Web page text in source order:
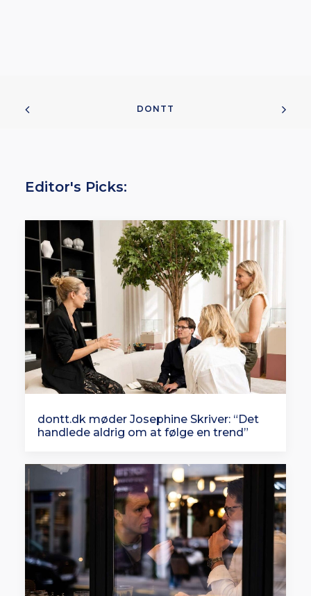
DONTT
Editor's Picks:
dontt.dk møder Josephine Skriver: “Det
handlede aldrig om at følge en trend”